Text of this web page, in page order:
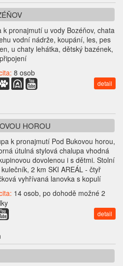
k pronajmutí u vody Bozéňov, chata
vodní nádrže, koupání, les, pes
u chaty lehátka, dětský bazének,
8 osob
detail
HOROU
k pronajmutí Pod Bukovou horou,
útulná stylová chalupa vhodná
dovolenou i s dětmi. Stolní
2 km SKI AREÁL - čtyř
vyhřívaná lanovka s kopulí
14 osob, po dohodě možné 2
detail